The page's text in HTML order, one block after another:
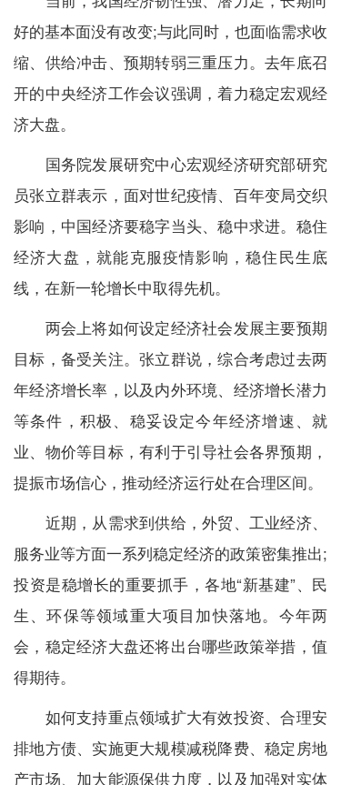
好的基本面没有改变;与此同时，也面临需求收
缩、供给冲击、预期转弱三重压力。去年底召
开的中央经济工作会议强调，着力稳定宏观经
济大盘。
国务院发展研究中心宏观经济研究部研究
员张立群表示，面对世纪疫情、百年变局交织
影响，中国经济要稳字当头、稳中求进。稳住
经济大盘，就能克服疫情影响，稳住民生底
线，在新一轮增长中取得先机。
两会上将如何设定经济社会发展主要预期
目标，备受关注。张立群说，综合考虑过去两
年经济增长率，以及内外环境、经济增长潜力
等条件，积极、稳妥设定今年经济增速、就
业、物价等目标，有利于引导社会各界预期，
提振市场信心，推动经济运行处在合理区间。
近期，从需求到供给，外贸、工业经济、
服务业等方面一系列稳定经济的政策密集推出;
投资是稳增长的重要抓手，各地“新基建”、民
生、环保等领域重大项目加快落地。今年两
会，稳定经济大盘还将出台哪些政策举措，值
得期待。
如何支持重点领域扩大有效投资、合理安
排地方债、实施更大规模减税降费、稳定房地
产市场、加大能源保供力度，以及加强对实体